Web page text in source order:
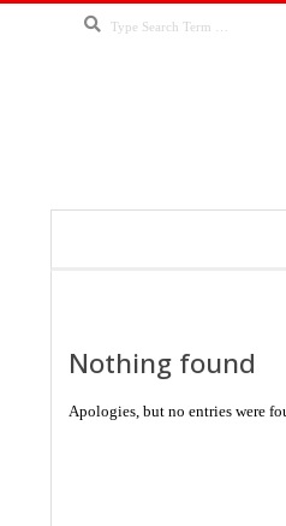
Search
Nothing found
Apologies, but no entries were